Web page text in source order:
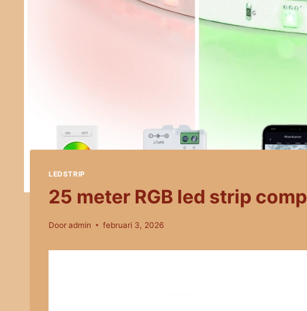
LEDSTRIP
25 meter RGB led strip
Dooradmin februari 3, 2026